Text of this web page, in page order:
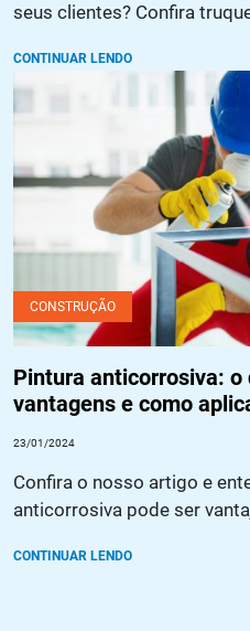
seus clientes? Confira
CONTINUAR LENDO
Pintura anticorrosiva: o que é,
aplicar?
CONSTRUÇÃO
Pintura anticorrosiva: o
vantagens e como
23/01/2024
Confira o nosso artigo e
anticorrosiva pode ser
CONTINUAR LENDO